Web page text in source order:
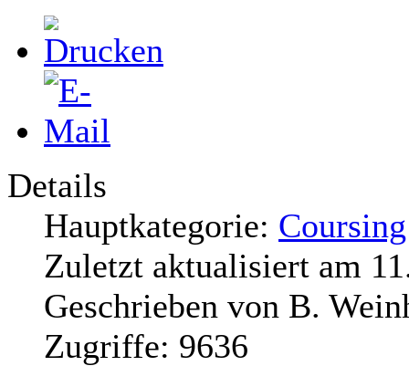
Details
Hauptkategorie: Coursing
Zuletzt aktualisiert am
Geschrieben von B.
Zugriffe: 9636